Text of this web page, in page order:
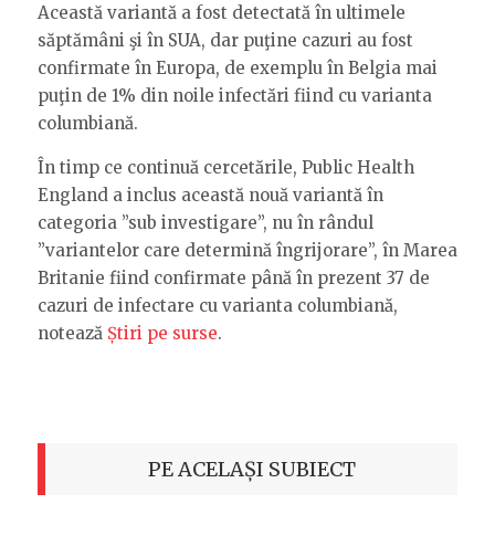
Această variantă a fost detectată în ultimele
săptămâni şi în SUA, dar puţine cazuri au fost
confirmate în Europa, de exemplu în Belgia mai
puţin de 1% din noile infectări fiind cu varianta
columbiană.
În timp ce continuă cercetările, Public Health
England a inclus această nouă variantă în
categoria ”sub investigare”, nu în rândul
”variantelor care determină îngrijorare”, în Marea
Britanie fiind confirmate până în prezent 37 de
cazuri de infectare cu varianta columbiană,
notează Știri pe surse.
PE ACELAȘI SUBIECT